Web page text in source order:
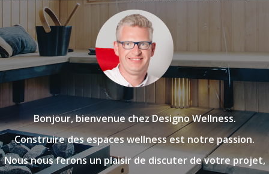
Bonjour, bienvenue chez Designo Wellness.
Construire des espaces wellness est notre passion.
Nous nous ferons un plaisir de discuter de votre projet,